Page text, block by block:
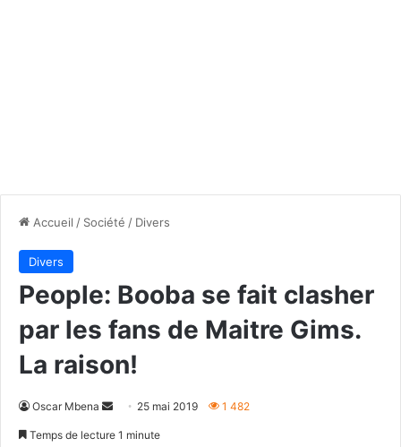
Accueil / Société / Divers
Divers
People: Booba se fait clasher
par les fans de Maitre Gims.
La raison!
Oscar Mbena
Envoyer25 mai 2019 1 482
Temps de lecture 1 minute